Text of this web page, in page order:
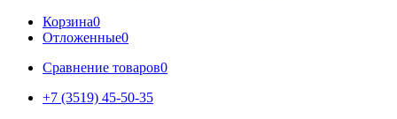
Корзина0
Отложенные0
Сравнение товаров0
+7 (3519) 45-50-35